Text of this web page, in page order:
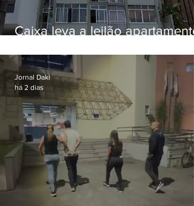
Caixa leva a leilão apartamento
Botafogo
Jornal Daki
há 2 dias